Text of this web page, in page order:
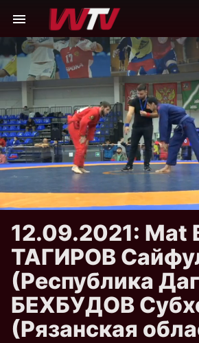
12.09.2021: Mat
ТАГИРОВ
(Республика
БЕХБУДОВ
(Рязанская